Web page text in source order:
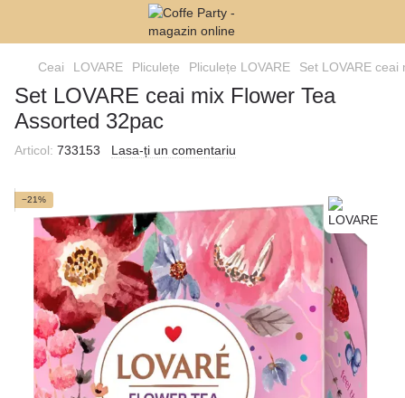
Ceai LOVARE Pliculețe Pliculețe LOVARE Set LOVARE ceai
Set LOVARE ceai mix Flower Tea
Assorted 32pac
Articol: 733153 Lasa-ți un comentariu
−21%